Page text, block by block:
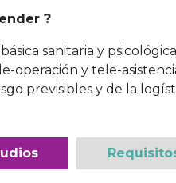
?
sanitaria y
operación y tele-
previsibles y de la